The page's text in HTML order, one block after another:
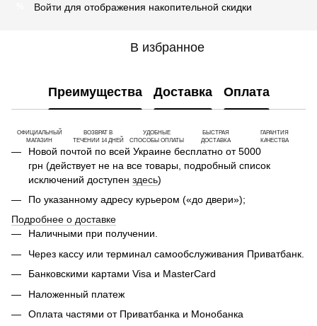
Войти для отображения накопительной скидки
В избранное
Преимущества Доставка Оплата
ОФИЦИАЛЬНЫЙ
МАГАЗИН
ВОЗВРАТ В
ТЕЧЕНИИ 14 ДНЕЙ
УДОБНЫЕ
СПОСОБЫ ОПЛАТЫ
БЫСТРАЯ
ДОСТАВКА
ГАРАНТИЯ
КАЧЕСТВА
Новой почтой по всей Украине бесплатно от 5000
грн (действует не на все товары, подробный список
исключений доступен здесь)
По указанному адресу курьером («до двери»);
Подробнее о доставке
Наличными при получении.
Через кассу или терминал самообслуживания Приватбанк.
Банковскими картами Visa и MasterCard
Наложенный платеж
Оплата частями от Приватбанка и Монобанка